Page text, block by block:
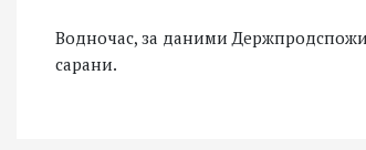
Водночас, за даними
сарани.